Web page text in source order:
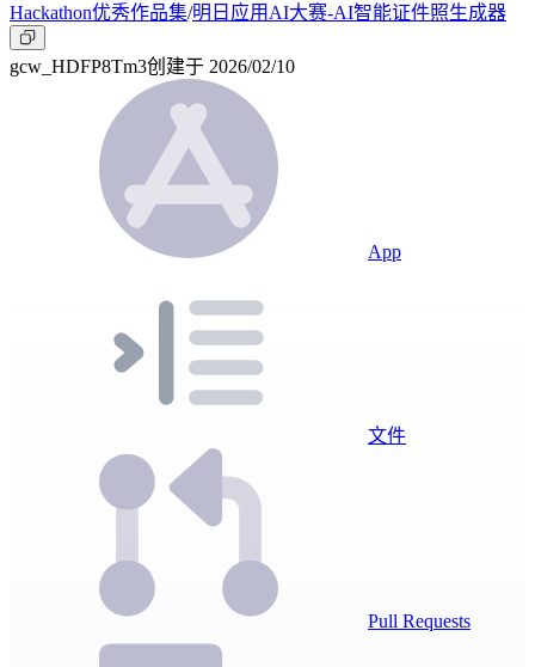
Hackathon优秀作品集/明日应用AI大赛-AI智能证件照生成器
gcw_HDFP8Tm3创建于 2026/02/10
App
文件
Pull Requests